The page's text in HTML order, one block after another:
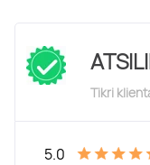
Tikri
5.0